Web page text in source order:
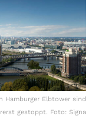
Hamburger Elbtower sind
gestoppt. Foto: Signa